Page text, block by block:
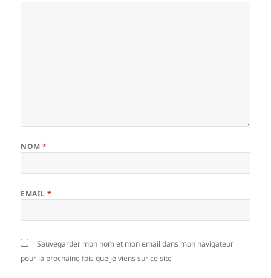
NOM*
EMAIL*
Sauvegarder mon nom et mon email dans mon navigateur
pour la prochaine fois que je viens sur ce site